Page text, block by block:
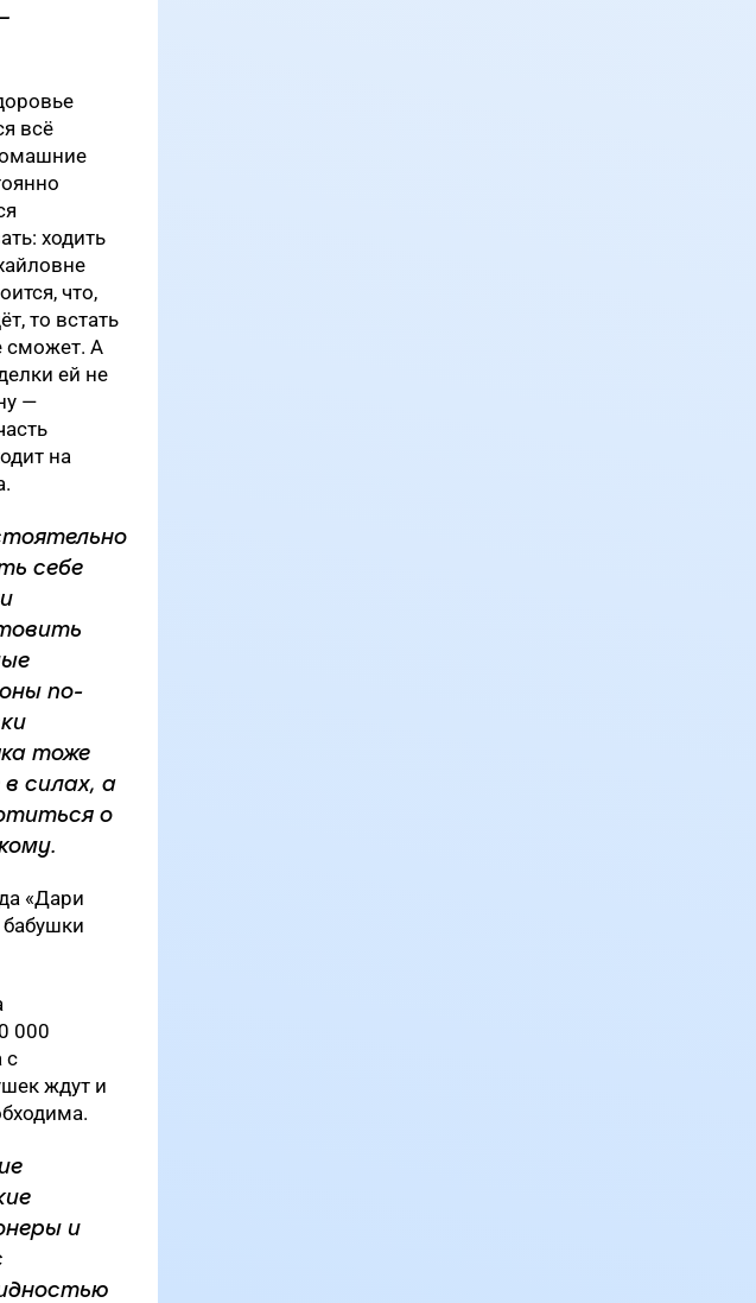
всё
ходить
что,
то встать
сможет. А
ей не
—
на
себе
по-
тоже
в силах, а
о
«Дари
бабушки
000
с
ждут и
и